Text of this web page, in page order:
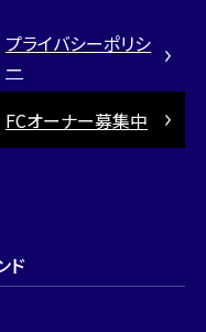
プライバシーポリシ
ー
FCオーナー募集中
ド